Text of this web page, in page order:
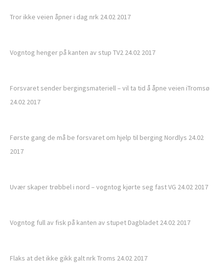
Tror ikke veien åpner i dag nrk 24.02 2017
Vogntog henger på kanten av stup TV2 24.02 2017
Forsvaret sender bergingsmateriell – vil ta tid å åpne veien iTromsø
24.02 2017
Første gang de må be forsvaret om hjelp til berging Nordlys 24.02
2017
Uvær skaper trøbbel i nord – vogntog kjørte seg fast VG 24.02 2017
Vogntog full av fisk på kanten av stupet Dagbladet 24.02 2017
Flaks at det ikke gikk galt nrk Troms 24.02 2017